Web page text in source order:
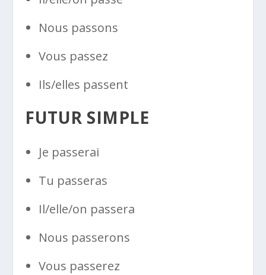
Nous passons
Vous passez
Ils/elles passent
FUTUR SIMPLE
Je passerai
Tu passeras
Il/elle/on passera
Nous passerons
Vous passerez